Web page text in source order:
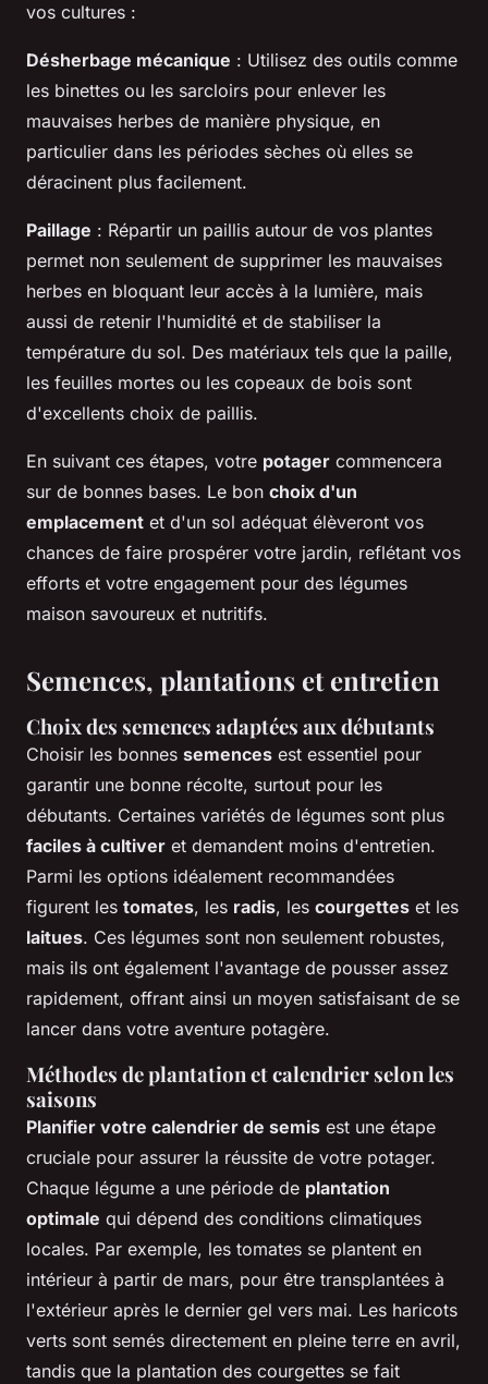
vos cultures :
Désherbage mécanique : Utilisez des outils comme
les binettes ou les sarcloirs pour enlever les
mauvaises herbes de manière physique, en
particulier dans les périodes sèches où elles se
déracinent plus facilement.
Paillage : Répartir un paillis autour de vos plantes
permet non seulement de supprimer les mauvaises
herbes en bloquant leur accès à la lumière, mais
aussi de retenir l'humidité et de stabiliser la
température du sol. Des matériaux tels que la paille,
les feuilles mortes ou les copeaux de bois sont
d'excellents choix de paillis.
En suivant ces étapes, votre potager commencera
sur de bonnes bases. Le bon choix d'un
emplacement et d'un sol adéquat élèveront vos
chances de faire prospérer votre jardin, reflétant vos
efforts et votre engagement pour des légumes
maison savoureux et nutritifs.
Semences, plantations et entretien
Choix des semences adaptées aux débutants
Choisir les bonnes semences est essentiel pour
garantir une bonne récolte, surtout pour les
débutants. Certaines variétés de légumes sont plus
faciles à cultiver et demandent moins d'entretien.
Parmi les options idéalement recommandées
figurent les tomates, les radis, les courgettes et les
laitues. Ces légumes sont non seulement robustes,
mais ils ont également l'avantage de pousser assez
rapidement, offrant ainsi un moyen satisfaisant de se
lancer dans votre aventure potagère.
Méthodes de plantation et calendrier selon les
saisons
Planifier votre calendrier de semis est une étape
cruciale pour assurer la réussite de votre potager.
Chaque légume a une période de plantation
optimale qui dépend des conditions climatiques
locales. Par exemple, les tomates se plantent en
intérieur à partir de mars, pour être transplantées à
l'extérieur après le dernier gel vers mai. Les haricots
verts sont semés directement en pleine terre en avril,
tandis que la plantation des courgettes se fait